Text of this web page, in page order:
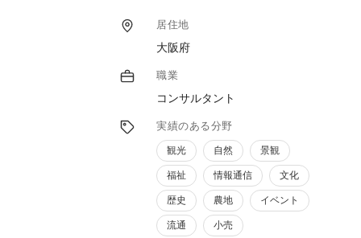
山漁村の宝選定や、環境省のグッドライフア
ワード受賞、オーライニッポン大賞受賞など
の受賞歴もあります。
居住地
大阪府
職業
コンサルタント
実績のある分野
観光 自然 景観
福祉 情報通信 文化
歴史 農地 イベント
流通 小売